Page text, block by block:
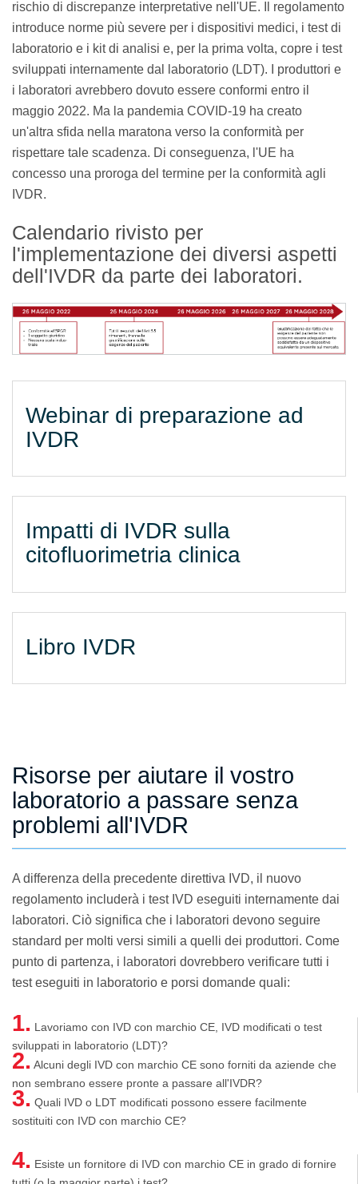
rischio di discrepanze interpretative nell'UE. Il regolamento
introduce norme più severe per i dispositivi medici, i test di
laboratorio e i kit di analisi e, per la prima volta, copre i test
sviluppati internamente dal laboratorio (LDT). I produttori e
i laboratori avrebbero dovuto essere conformi entro il
maggio 2022. Ma la pandemia COVID-19 ha creato
un'altra sfida nella maratona verso la conformità per
rispettare tale scadenza. Di conseguenza, l'UE ha
concesso una proroga del termine per la conformità agli
IVDR.
Calendario rivisto per
l'implementazione dei diversi aspetti
dell'IVDR da parte dei laboratori.
Webinar di preparazione ad
IVDR
Impatti di IVDR sulla
citofluorimetria clinica
Libro IVDR
Risorse per aiutare il vostro
laboratorio a passare senza
problemi all'IVDR
A differenza della precedente direttiva IVD, il nuovo
regolamento includerà i test IVD eseguiti internamente dai
laboratori. Ciò significa che i laboratori devono seguire
standard per molti versi simili a quelli dei produttori. Come
punto di partenza, i laboratori dovrebbero verificare tutti i
test eseguiti in laboratorio e porsi domande quali:
1. Lavoriamo con IVD con marchio CE, IVD modificati o test
sviluppati in laboratorio (LDT)?
2. Alcuni degli IVD con marchio CE sono forniti da aziende che
non sembrano essere pronte a passare all'IVDR?
3. Quali IVD o LDT modificati possono essere facilmente
sostituiti con IVD con marchio CE?
4. Esiste un fornitore di IVD con marchio CE in grado di fornire